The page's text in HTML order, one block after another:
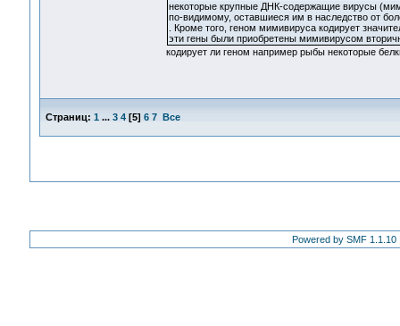
некоторые крупные ДНК-содержащие вирусы
по-видимому, оставшиеся им в наследство от
. Кроме того, геном мимивируса кодирует
эти гены были приобретены мимивирусом
кодирует ли геном например рыбы некоторые
Страниц: 1 ... 3 4[5] 6 7 Все
Powered by SMF 1.1.10